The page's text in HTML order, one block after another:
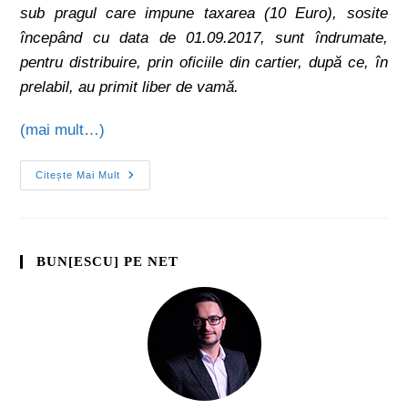
sub pragul care impune taxarea (10 Euro), sosite
începând cu data de 01.09.2017, sunt îndrumate,
pentru distribuire, prin oficiile din cartier, după ce, în
prelabil, au primit liber de vamă.
(mai mult…)
Citește Mai Mult
BUN[ESCU] PE NET